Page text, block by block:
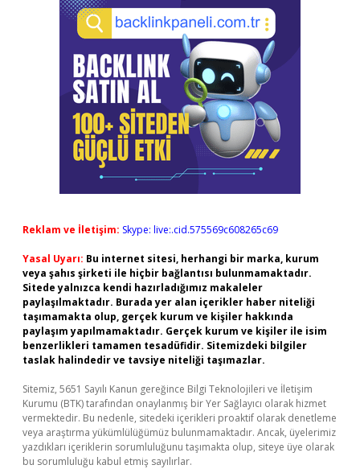
Reklam ve İletişim: Skype: live:.cid.575569c608265c69
Yasal Uyarı: Bu internet sitesi, herhangi bir marka, kurum
veya şahıs şirketi ile hiçbir bağlantısı bulunmamaktadır.
Sitede yalnızca kendi hazırladığımız makaleler
paylaşılmaktadır. Burada yer alan içerikler haber niteliği
taşımamakta olup, gerçek kurum ve kişiler hakkında
paylaşım yapılmamaktadır. Gerçek kurum ve kişiler ile isim
benzerlikleri tamamen tesadüfidir. Sitemizdeki bilgiler
taslak halindedir ve tavsiye niteliği taşımazlar.
Sitemiz, 5651 Sayılı Kanun gereğince Bilgi Teknolojileri ve İletişim
Kurumu (BTK) tarafından onaylanmış bir Yer Sağlayıcı olarak hizmet
vermektedir. Bu nedenle, sitedeki içerikleri proaktif olarak denetleme
veya araştırma yükümlülüğümüz bulunmamaktadır. Ancak, üyelerimiz
yazdıkları içeriklerin sorumluluğunu taşımakta olup, siteye üye olarak
bu sorumluluğu kabul etmiş sayılırlar.